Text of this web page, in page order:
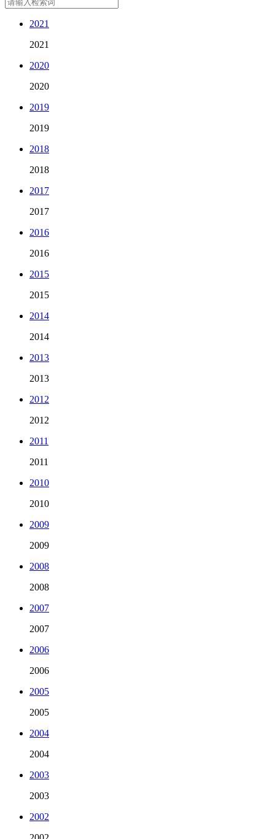
2021
2021
2020
2020
2019
2019
2018
2018
2017
2017
2016
2016
2015
2015
2014
2014
2013
2013
2012
2012
2011
2011
2010
2010
2009
2009
2008
2008
2007
2007
2006
2006
2005
2005
2004
2004
2003
2003
2002